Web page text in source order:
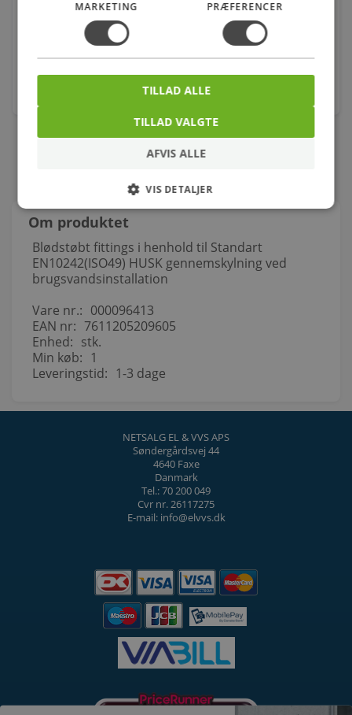
820x620x360mm 4/6l skjult lås hvid
Varenr.: 604299300
2.398,00
Om produktet
Blødstøbt fittings i henhold til Standart
EN10242(ISO49) HUSK gennemskylning ved
brugsvandsinstallation
Vare nr.: 000096413
EAN nr: 7611205209605
Enhed: stk.
Min køb: 1
Leveringstid: 1-3 dage
NETSALG EL & VVS APS
Søndergårdsvej 44
4640 Faxe
Danmark
Tel.: 70 200 049
Cvr nr. 26117275
E-mail: info@elvvs.dk
MARKETING PRÆFERENCER
TILLAD VALGTE
TILLAD ALLE
AFVIS ALLE
VIS DETALJER